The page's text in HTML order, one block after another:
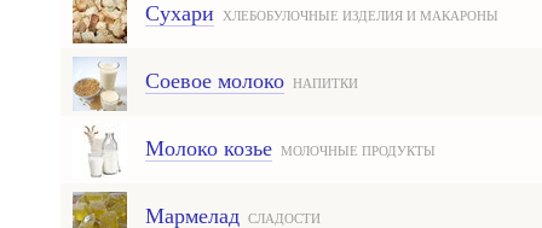
Сухари ХЛЕБОБУЛОЧНЫЕ ИЗДЕЛИЯ И МАКАРОНЫ
Соевое молоко НАПИТКИ
Молоко козье МОЛОЧНЫЕ ПРОДУКТЫ
Мармелад СЛАДОСТИ